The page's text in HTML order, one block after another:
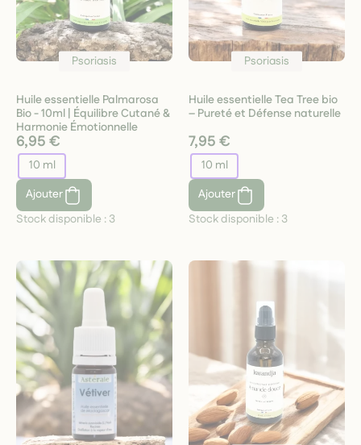
Psoriasis
Huile essentielle Palmarosa
Bio - 10ml | Équilibre Cutané &
Harmonie Émotionnelle
6,95 €
10 ml
Ajouter
Stock disponible : 3
Psoriasis
Huile essentielle Tea Tree bio
– Pureté et Défense naturelle
7,95 €
10 ml
Ajouter
Stock disponible : 3